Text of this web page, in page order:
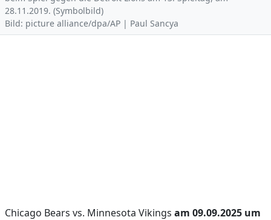
28.11.2019. (Symbolbild)
Bild: picture alliance/dpa/AP | Paul Sancya
Chicago Bears vs. Minnesota Vikings am 09.09.2025 um